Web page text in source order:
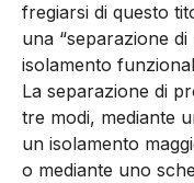
fregiarsi di questo
una “separazione
isolamento
La separazione di
tre modi, mediante
un isolamento
o mediante uno